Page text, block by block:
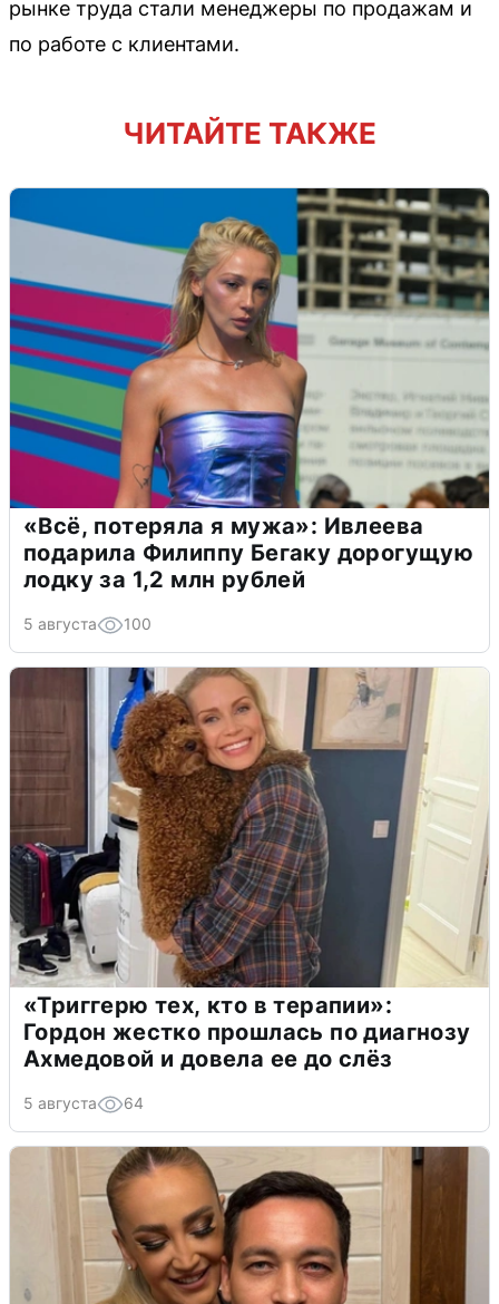
рынке труда стали менеджеры по продажам и
по работе с клиентами.
ЧИТАЙТЕ ТАКЖЕ
«Всё, потеряла я мужа»: Ивлеева
подарила Филиппу Бегаку дорогущую
лодку за 1,2 млн рублей
5 августа 100
«Триггерю тех, кто в терапии»:
Гордон жестко прошлась по диагнозу
Ахмедовой и довела ее до слёз
5 августа 64